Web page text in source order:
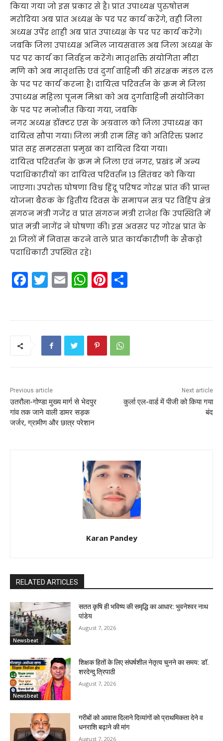
किया गया जो इस प्रकार से है। प्रांत उपाध्यक्ष पुरुषोत्तम
मरोदिया अब प्रांत अध्यक्ष के पद पर कार्य करेंगे, वही जिला
अध्यक्ष उपेंद्र शाही अब प्रांत उपाध्यक्ष के पद पर कार्य करेंगे।
जबकि जिला उपाध्यक्ष अनिल जायसवाल अब जिला अध्यक्ष के
पद पर कार्य का निर्वहन करेंगे। मातृशक्ति संयोगिता मीरा
मणि को अब मातृशक्ति एवं दुर्गा वाहिनी की संरक्षक मंडल दल
के पद पर कार्य करना है। दायित्व परिवर्तन के क्रम मे जिला
उपाध्यक्ष महिला पूनम मिश्रा को अब दुर्गावाहिनी संयोजिका
के पद पर मनोनीत किया गया, जबकि
नगर अध्यक्ष डॉक्टर एस के अग्रवाल को जिला उपाध्यक्ष का
दायित्व सौपा गया। जिला मंत्री राम सिंह को अतिरिक्त प्रभार
प्रांत सह समरसता प्रमुख का दायित्व दिया गया।
दायित्व परिवर्तन के क्रम मे जिला एवं नगर, प्रखंड में अन्य
पदाधिकारीयों का दायित्व परिवर्तन 13 सितंबर को किया
जाएगा। उपरोक्त घोषणा विश्व हिंदू परिषद गोरक्ष प्रांत की प्रान्त
योजना बैठक के द्वितीय दिवस के समापन सत्र पर विहिप क्षेत्र
संगठन मंत्री गजेंद्र व प्रांत संगठन मंत्री राजेश कि उपस्थिति में
प्रांत मंत्री नागेंद्र ने घोषणा की। इस अवसर पर गोरक्ष प्रांत के
21 जिलों में निवास करने वाले प्रात कार्यकारीणी के सैकड़ो
पदाधिकारी उपस्थित रहे।
F
a
k
T
w
E
m
W
h
A
p
Pi
nt
st
Previous article
उतरौला-गोण्डा मुख्य मार्ग से भेदपुर
गांव तक जाने वाली डामर सड़क
जर्जर, ग्रामीण और छात्र परेशान
Next article
कुर्ला एल-वार्ड में पीजी को किया गया
बंद
Karan Pandey
RELATED ARTICLES
Newsbeat
सतत कृषि ही भविष्य की समृद्धि का आधार: भुवनेश्वर नाथ
पांडेय
August 7, 2026
Newsbeat
शिक्षक हितों के लिए संघर्षशील नेतृत्व चुनने का समय: डॉ.
शरदेन्दु त्रिपाठी
August 7, 2026
गरीबों को आवास दिलाने दिव्यांगों को प्राथमिकता देने व
धनराशि बढ़ाने की मांग
August 7, 2026